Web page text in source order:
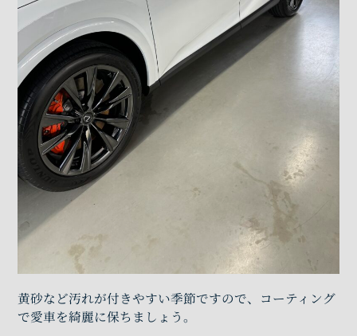
黄砂など汚れが付きやすい季節ですので、コーティング
で愛車を綺麗に保ちましょう。